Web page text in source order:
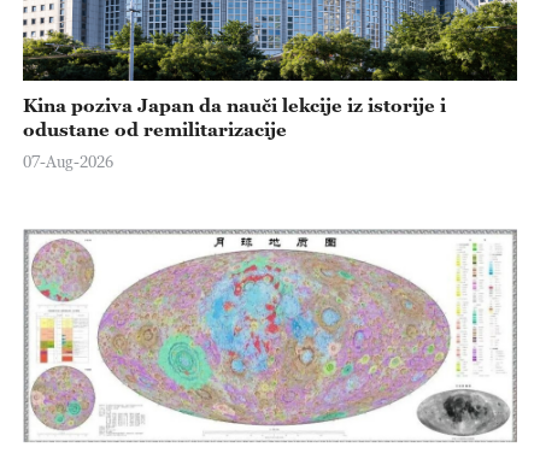
Kina poziva Japan da nauči lekcije iz istorije i
odustane od remilitarizacije
07-Aug-2026